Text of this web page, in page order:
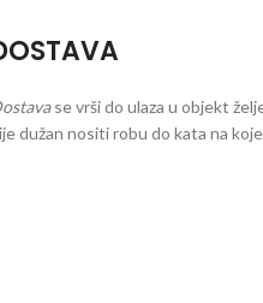
se vrši do ulaza u objekt
dužan nositi robu do kata na